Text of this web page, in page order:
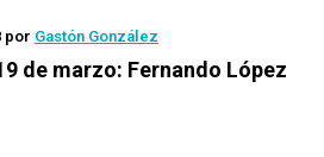
por Gastón González
de marzo: Fernando López